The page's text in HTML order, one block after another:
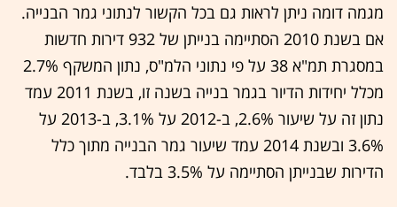
מגמה דומה ניתן לראות גם בכל הקשור לנתוני גמר הבנייה.
אם בשנת 2010 הסתיימה בנייתן של 932 דירות חדשות
במסגרת תמ"א 38 על פי נתוני הלמ"ס, נתון המשקף 2.7%
מכלל יחידות הדיור בגמר בנייה בשנה זו, בשנת 2011 עמד
נתון זה על שיעור 2.6%, ב-2012 על 3.1%, ב-2013 על
3.6% ובשנת 2014 עמד שיעור גמר הבנייה מתוך כלל
הדירות שבנייתן הסתיימה על 3.5% בלבד.